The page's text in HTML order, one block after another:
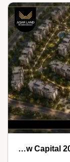
كمبوند بارك سايت العاصمة الإدارية 2026 Park Sight New Capital